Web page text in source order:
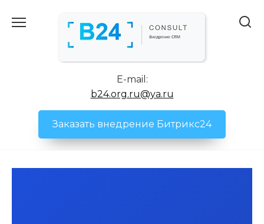
E-mail:
b24.org.ru@ya.ru
Заказать внедрение Битрикс24